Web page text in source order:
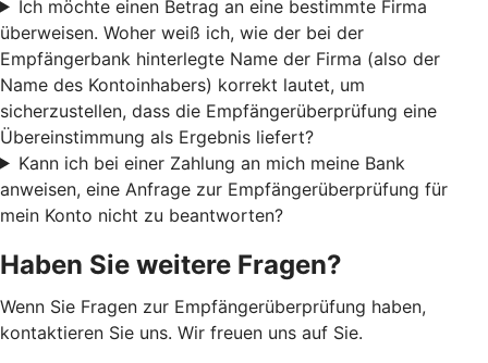
Ich möchte einen Betrag an eine bestimmte Firma
überweisen. Woher weiß ich, wie der bei der
Empfängerbank hinterlegte Name der Firma (also der
Name des Kontoinhabers) korrekt lautet, um
sicherzustellen, dass die Empfängerüberprüfung eine
Übereinstimmung als Ergebnis liefert?
Kann ich bei einer Zahlung an mich meine Bank
anweisen, eine Anfrage zur Empfängerüberprüfung für
mein Konto nicht zu beantworten?
Haben Sie weitere Fragen?
Wenn Sie Fragen zur Empfängerüberprüfung haben,
kontaktieren Sie uns. Wir freuen uns auf Sie.